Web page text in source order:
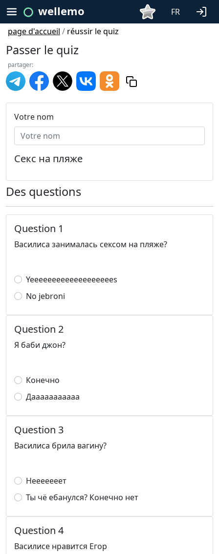
wellemo
FR
page d'accueil / réussir le quiz
Passer le quiz
partager:
Votre nom
Секс на пляже
Des questions
Question 1
Василиса занималась сексом на пляже?
Yeeeeeeeeeeeeeeeeeees
No jebroni
Question 2
Я баби джон?
Конечно
Дааааааааааа
Question 3
Василиса брила вагину?
Нееееееет
Ты чё ебанулся? Конечно нет
Question 4
Василисе нравится Егор